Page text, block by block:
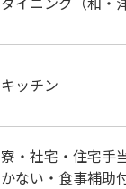
ダイニング（和・
キッチン
寮・社宅・住宅手
かない・食事補助